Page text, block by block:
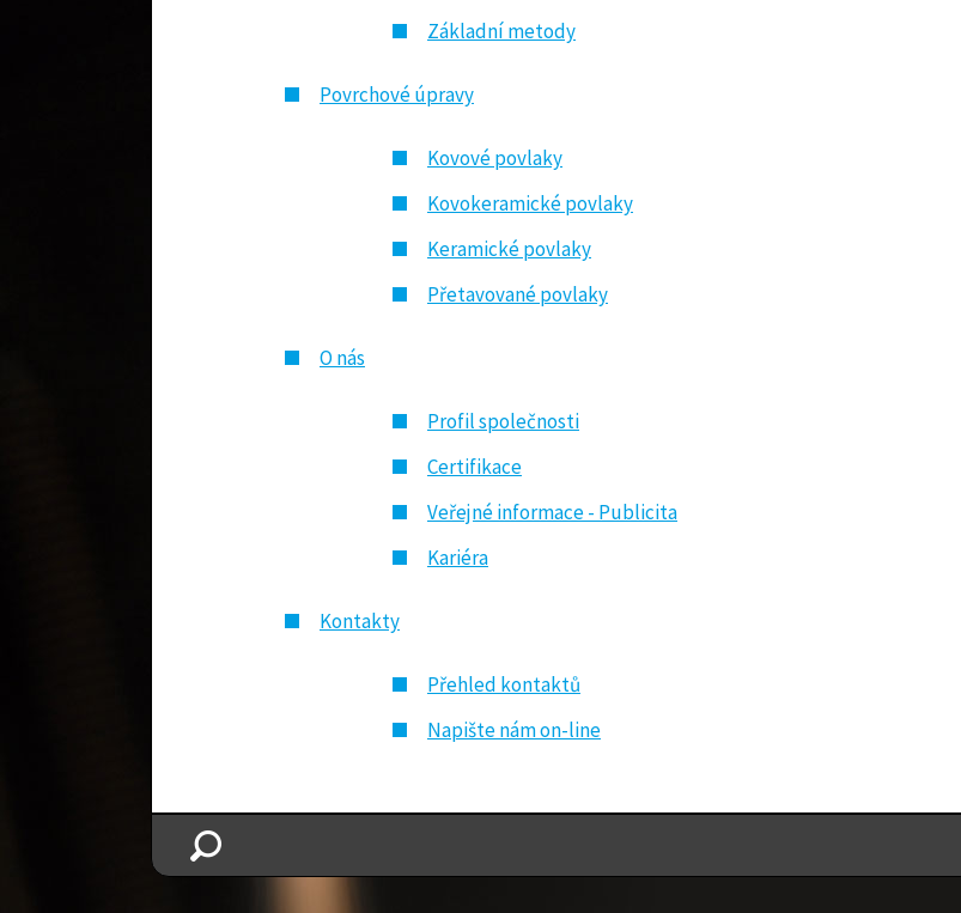
Základní metody
Povrchové úpravy
Kovové povlaky
Kovokeramické povlaky
Keramické povlaky
Přetavované povlaky
O nás
Profil společnosti
Certifikace
Veřejné informace - Publicita
Kariéra
Kontakty
Přehled kontaktů
Napište nám on-line